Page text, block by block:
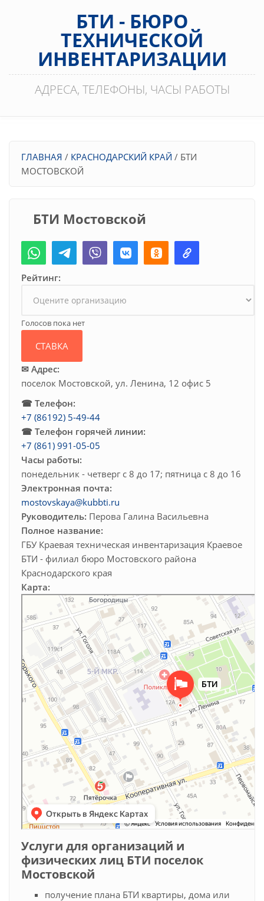
БТИ - БЮРО
ТЕХНИЧЕСКОЙ
ИНВЕНТАРИЗАЦИИ
АДРЕСА, ТЕЛЕФОНЫ, ЧАСЫ РАБОТЫ
Вы здесь
ГЛАВНАЯ / КРАСНОДАРСКИЙ КРАЙ / БТИ
МОСТОВСКОЙ
БТИ Мостовской
Рейтинг:
Голосов пока нет
✉ Адрес:
поселок Мостовской, ул. Ленина, 12 офис 5
☎ Телефон:
+7 (86192) 5-49-44
☎ Телефон горячей линии:
+7 (861) 991-05-05
Часы работы:
понедельник - четверг с 8 до 17; пятница с 8 до 16
Электронная почта:
mostovskaya@kubbti.ru
Руководитель: Перова Галина Васильевна
Полное название:
ГБУ Краевая техническая инвентаризация Краевое
БТИ - филиал бюро Мостовского района
Краснодарского края
Карта:
Бюро технической инвентаризации
БТИ в Краснодарском крае
Кадастровые работы в Краснодарском крае
Услуги для организаций и
физических лиц БТИ поселок
Мостовской
получение плана БТИ квартиры, дома или